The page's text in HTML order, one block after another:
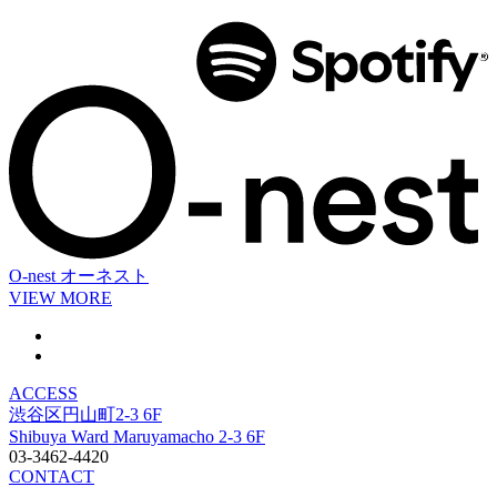
O-nest オーネスト
VIEW MORE
ACCESS
渋谷区円山町2-3 6F
Shibuya Ward Maruyamacho 2-3 6F
03-3462-4420
CONTACT